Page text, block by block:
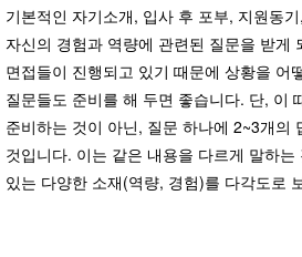
기본적인 자기소개, 입사 후 포부, 지원동
자신의 경험과 역량에 관련된 질문을 받게
면접들이 진행되고 있기 때문에 상황을 어
질문들도 준비를 해 두면 좋습니다. 단, 이
준비하는 것이 아닌, 질문 하나에 2~3개의
것입니다. 이는 같은 내용을 다르게 말하
있는 다양한 소재(역량, 경험)를 다각도로